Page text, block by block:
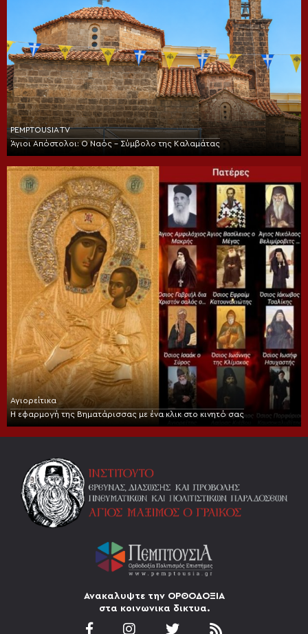
PEMPTOUSIA TV
Άγιοι Απόστολοι: Ο Ναός – Σύμβολο της Καλαμάτας
Αγιορείτικα
Η εφαρμογή της Βηματάρισσας με ένα κλικ στο κινητό σας
Ανακαλυψτε την ΟΡΘΟΔΟΞΙΑ
στα κοινωνικα δικτυα.